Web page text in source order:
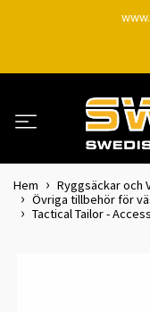
Hem
Ryggsäckar och
Övriga tillbehör för
Tactical Tailor -